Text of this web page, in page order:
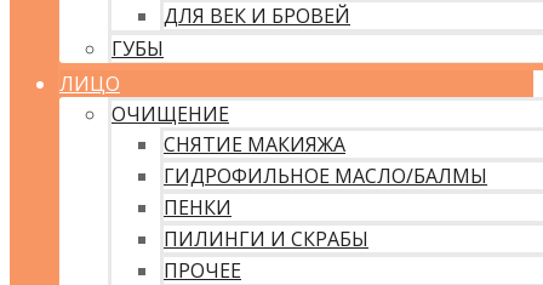
ДЛЯ ВЕК И БРОВЕЙ
ГУБЫ
ЛИЦО
ОЧИЩЕНИЕ
СНЯТИЕ МАКИЯЖА
ГИДРОФИЛЬНОЕ МАСЛО/БАЛМЫ
ПЕНКИ
ПИЛИНГИ И СКРАБЫ
ПРОЧЕЕ